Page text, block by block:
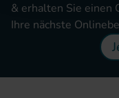
& erhalten Sie einen
Ihre nächste